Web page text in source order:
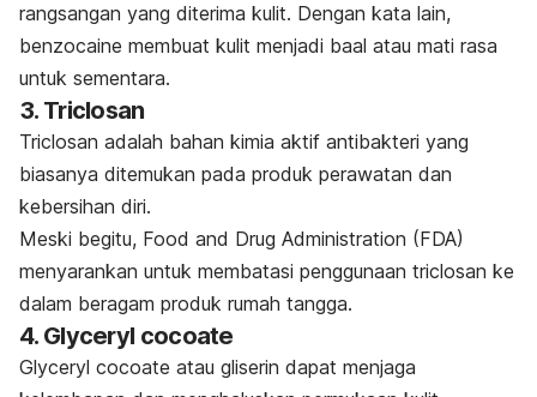
rangsangan yang diterima kulit. Dengan kata lain,
benzocaine membuat kulit menjadi baal atau mati rasa
untuk sementara.
3. Triclosan
Triclosan adalah bahan kimia aktif antibakteri yang
biasanya ditemukan pada produk perawatan dan
kebersihan diri.
Meski begitu, Food and Drug Administration (FDA)
menyarankan untuk membatasi penggunaan triclosan ke
dalam beragam produk rumah tangga.
4. Glyceryl cocoate
Glyceryl cocoate atau gliserin dapat menjaga